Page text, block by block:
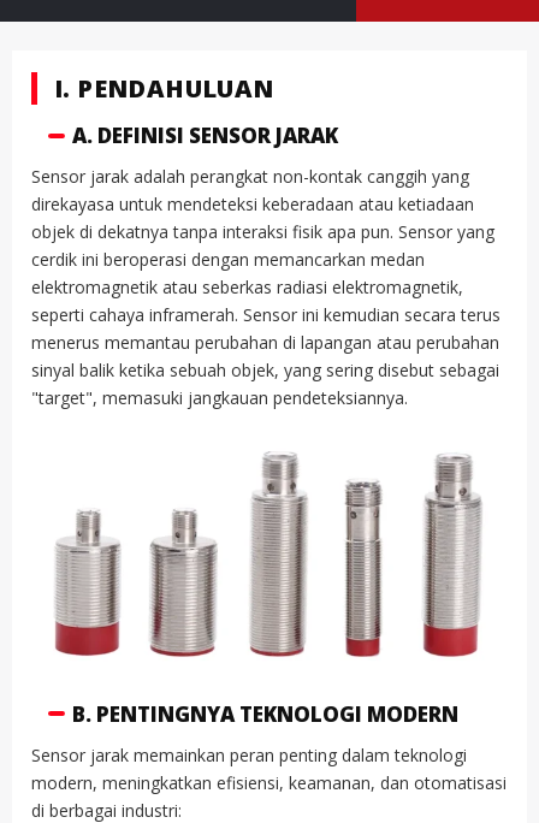
I. PENDAHULUAN
A. DEFINISI SENSOR JARAK
Sensor jarak adalah perangkat non-kontak canggih yang
direkayasa untuk mendeteksi keberadaan atau ketiadaan
objek di dekatnya tanpa interaksi fisik apa pun. Sensor yang
cerdik ini beroperasi dengan memancarkan medan
elektromagnetik atau seberkas radiasi elektromagnetik,
seperti cahaya inframerah. Sensor ini kemudian secara terus
menerus memantau perubahan di lapangan atau perubahan
sinyal balik ketika sebuah objek, yang sering disebut sebagai
"target", memasuki jangkauan pendeteksiannya.
B. PENTINGNYA TEKNOLOGI MODERN
Sensor jarak memainkan peran penting dalam teknologi
modern, meningkatkan efisiensi, keamanan, dan otomatisasi
di berbagai industri: